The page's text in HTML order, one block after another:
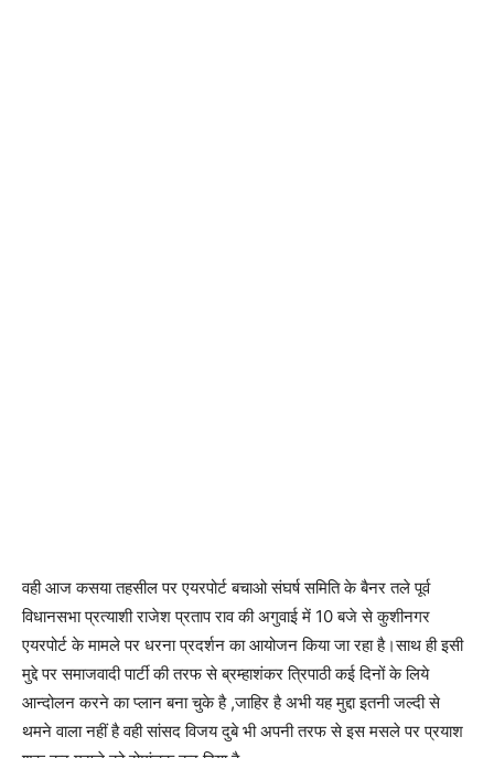
वही आज कसया तहसील पर एयरपोर्ट बचाओ संघर्ष समिति के बैनर तले पूर्व
विधानसभा प्रत्याशी राजेश प्रताप राव की अगुवाई में 10 बजे से कुशीनगर
एयरपोर्ट के मामले पर धरना प्रदर्शन का आयोजन किया जा रहा है।साथ ही इसी
मुद्दे पर समाजवादी पार्टी की तरफ से ब्रम्हाशंकर त्रिपाठी कई दिनों के लिये
आन्दोलन करने का प्लान बना चुके है ,जाहिर है अभी यह मुद्दा इतनी जल्दी से
थमने वाला नहीं है वही सांसद विजय दुबे भी अपनी तरफ से इस मसले पर प्रयाश